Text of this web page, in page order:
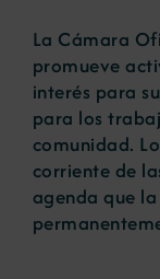
Noticias
Portal de
Contacto
La Cámara
promueve
interés para
para los
comunidad.
corriente de
agenda que